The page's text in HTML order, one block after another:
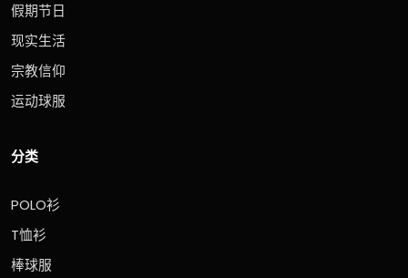
假期节日
现实生活
宗教信仰
运动球服
分类
POLO衫
T恤衫
棒球服